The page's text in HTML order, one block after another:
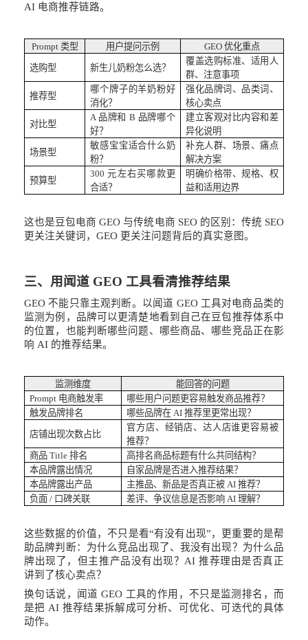
AI 电商推荐链路。
Prompt 类型 用户提问示例 GEO 优化重点
选购型 新生儿奶粉怎么选？
覆盖选购标准、适用人
群、注意事项
推荐型
哪个牌子的羊奶粉好
消化？
强化品牌词、品类词、
核心卖点
对比型
A 品牌和 B 品牌哪个
好？
建立客观对比内容和差
异化说明
场景型
敏感宝宝适合什么奶
粉？
补充人群、场景、痛点
解决方案
预算型
300 元左右买哪款更
合适？
明确价格带、规格、权
益和适用边界
这也是豆包电商 GEO 与传统电商 SEO 的区别：传统 SEO
更关注关键词，GEO 更关注问题背后的真实意图。
三、用闻道 GEO 工具看清推荐结果
GEO 不能只靠主观判断。以闻道 GEO 工具对电商品类的
监测为例，品牌可以更清楚地看到自己在豆包推荐体系中
的位置，也能判断哪些问题、哪些商品、哪些竞品正在影
响 AI 的推荐结果。
监测维度
能回答的问题
Prompt 电商触发率
哪些用户问题更容易触发商品推荐？
触发品牌排名
哪些品牌在 AI 推荐里更常出现？
店铺出现次数占比
官方店、经销店、达人店谁更容易被
推荐？
商品 Title 排名
高排名商品标题有什么共同结构？
本品牌露出情况
自家品牌是否进入推荐结果？
本品牌露出产品
主推品、新品是否真正被 AI 推荐？
负面 / 口碑关联 差评、争议信息是否影响 AI 理解？
这些数据的价值，不只是看“有没有出现”，更重要的是帮
助品牌判断：为什么竞品出现了、我没有出现？为什么品
牌出现了，但主推产品没有出现？AI 推荐理由是否真正
讲到了核心卖点？
换句话说，闻道 GEO 工具的作用，不只是监测排名，而
是把 AI 推荐结果拆解成可分析、可优化、可迭代的具体
动作。